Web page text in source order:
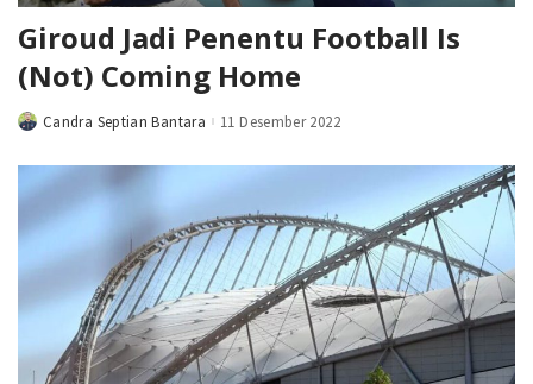
Giroud Jadi Penentu Football Is
(Not) Coming Home
PostedCandra Septian Bantara 11 Desember 2022